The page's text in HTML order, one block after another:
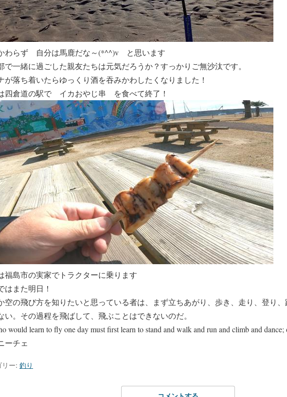
わらず 自分は馬鹿だな～(*^^)v と思います
で一緒に過ごした親友たちは元気だろうか？すっかりご無沙汰です。
が落ち着いたらゆっくり酒を吞みかわしたくなりました！
四倉道の駅で イカおやじ串 を食べて終了！
福島市の実家でトラクターに乗ります
はまた明日！
空の飛び方を知りたいと思っている者は、まず立ちあがり、歩き、走り、登り
い。その過程を飛ばして、飛ぶことはできないのだ。
would learn to fly one day must first learn to stand and walk and run and climb and
ーチェ
リー: 釣り